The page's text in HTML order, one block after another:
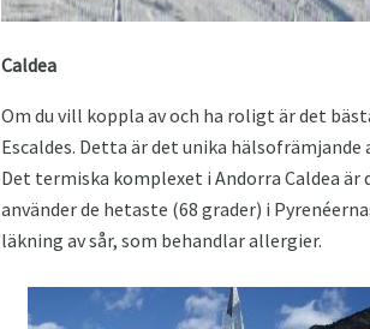
Caldea
Om du vill koppla av och ha roligt är det
Escaldes. Detta är det unika
Det termiska komplexet i Andorra Caldea
använder de hetaste (68 grader) i
läkning av sår, som behandlar allergier.